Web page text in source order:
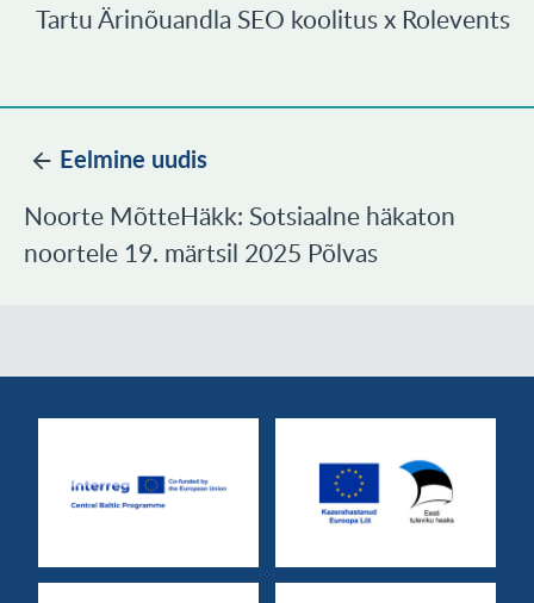
Tartu Ärinõuandla SEO koolitus x Rolevents
Eelmine uudis
Noorte MõtteHäkk: Sotsiaalne häkaton
noortele 19. märtsil 2025 Põlvas